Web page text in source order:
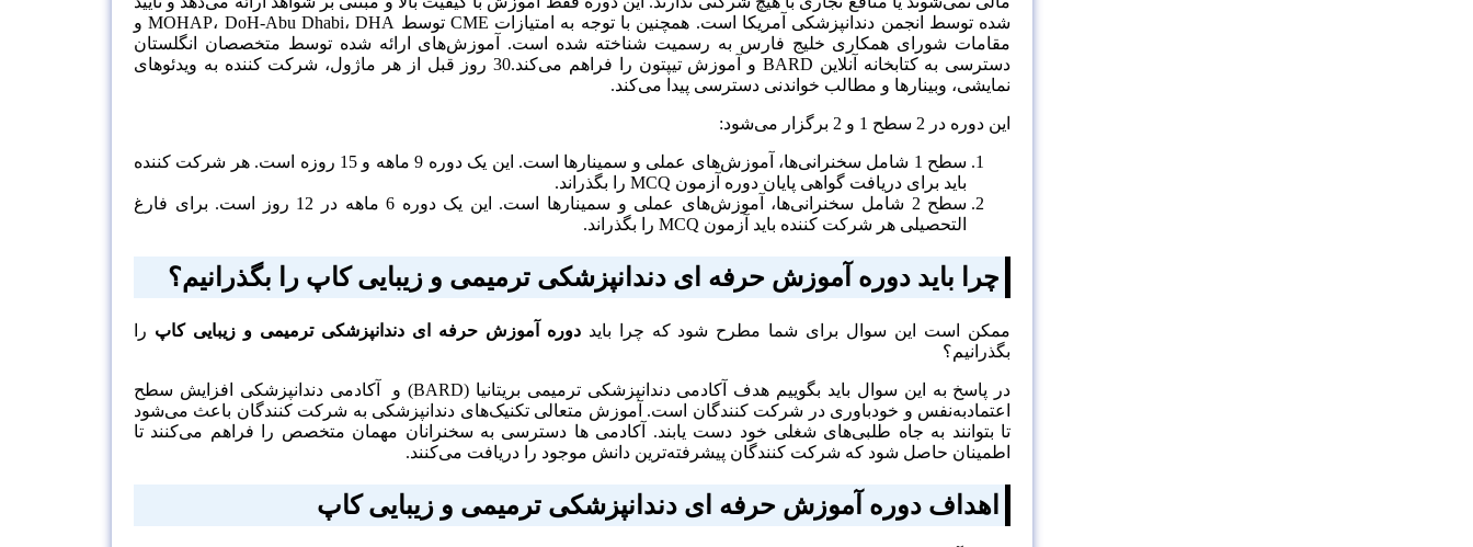
شده توسط انجمن دندانپزشکی آمریکا است. همچنین با توجه به امتیازات CME توسط MOHAP، DoH-Abu Dhabi، DHA و
مقامات شورای همکاری خلیج فارس به رسمیت شناخته شده است. آموزش‌های ارائه شده توسط متخصصان انگلستان
دسترسی به کتابخانه آنلاین BARD و آموزش تیپتون را فراهم می‌کند.30 روز قبل از هر ماژول، شرکت کننده به ویدئوهای
نمایشی، وبینارها و مطالب خواندنی دسترسی پیدا می‌کند.
این دوره در 2 سطح 1 و 2 برگزار می‌شود:
سطح 1 شامل سخنرانی‌ها، آموزش‌های عملی و سمینارها است. این یک دوره 9 ماهه و 15 روزه است. هر شرکت کننده
باید برای دریافت گواهی پایان دوره آزمون MCQ را بگذراند.
سطح 2 شامل سخنرانی‌ها، آموزش‌های عملی و سمینارها است. این یک دوره 6 ماهه در 12 روز است. برای فارغ
التحصیلی هر شرکت کننده باید آزمون MCQ را بگذراند.
چرا باید دوره آموزش حرفه ای دندانپزشکی ترمیمی و زیبایی کاپ را بگذرانیم؟
ممکن است این سوال برای شما مطرح شود که چرا بایددوره آموزش حرفه ای دندانپزشکی ترمیمی و زیبایی کاپ را
بگذرانیم؟
در پاسخ به این سوال باید بگوییم هدف آکادمی دندانپزشکی ترمیمی بریتانیا (BARD) و آکادمی دندانپزشکی افزایش سطح
اعتماد‌به‌نفس و خودباوری در شرکت کنندگان است. آموزش متعالی تکنیک‌های دندانپزشکی به شرکت کنندگان باعث می‌شود
تا بتوانند به جاه طلبی‌های شغلی خود دست یابند. آکادمی ها دسترسی به سخنرانان مهمان متخصص را فراهم می‌کنند تا
اطمینان حاصل شود که شرکت کنندگان پیشرفته‌ترین دانش موجود را دریافت می‌کنند.
اهداف دوره آموزش حرفه ای دندانپزشکی ترمیمی و زیبایی کاپ